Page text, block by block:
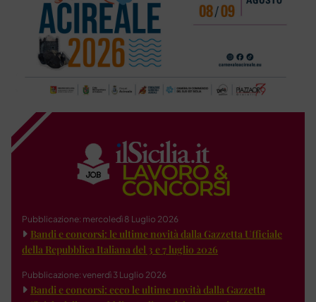
Pubblicazione: mercoledì 8 Luglio 2026
Bandi e concorsi: le ultime novità dalla Gazzetta Ufficiale
della Repubblica Italiana del 3 e 7 luglio 2026
Pubblicazione: venerdì 3 Luglio 2026
Bandi e concorsi: ecco le ultime novità dalla Gazzetta